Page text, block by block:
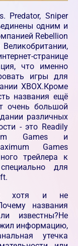
Predator, Sniper
одним и
Rebellion
странице
что именно
игры для
XBOX.Кроме
названия ещё
очень большой
различных
- это Readily
Games и
Games
трейлера к
для
хотя и не
названия
известны?Не
информацию,
утечка